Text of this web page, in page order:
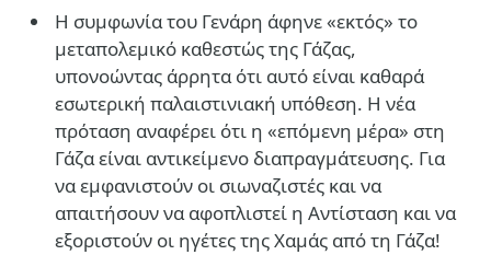
Η συμφωνία του Γενάρη άφηνε «εκτός» το
μεταπολεμικό καθεστώς της Γάζας,
υπονοώντας άρρητα ότι αυτό είναι καθαρά
εσωτερική παλαιστινιακή υπόθεση. Η νέα
πρόταση αναφέρει ότι η «επόμενη μέρα» στη
Γάζα είναι αντικείμενο διαπραγμάτευσης. Για
να εμφανιστούν οι σιωναζιστές και να
απαιτήσουν να αφοπλιστεί η Αντίσταση και να
εξοριστούν οι ηγέτες της Χαμάς από τη Γάζα!